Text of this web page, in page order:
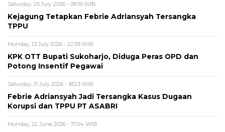
Saturday, 25 July 2026 - 09:19 WIB
Kejagung Tetapkan Febrie Adriansyah Tersangka
TPPU
Monday, 13 July 2026 - 22:59 WIB
KPK OTT Bupati Sukoharjo, Diduga Peras OPD dan
Potong Insentif Pegawai
Saturday, 11 July 2026 - 18:23 WIB
Febrie Adriansyah Jadi Tersangka Kasus Dugaan
Korupsi dan TPPU PT ASABRI
Monday, 22 June 2026 - 17:04 WIB